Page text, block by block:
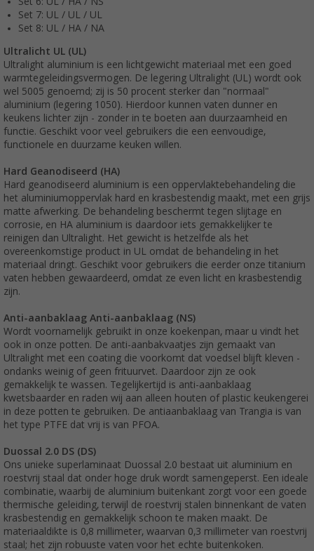
Set 7: UL / UL / UL
Set 8: UL / HA / NA
Ultralicht UL (UL)
Ultralight aluminium is een lichtgewicht materiaal met een goed
warmtegeleidingsvermogen. De legering Ultralight (UL) wordt ook
wel 5005 genoemd; zij is 50 procent sterker dan "normaal"
aluminium (legering 1050). Hierdoor kunnen vaten dunner en
keukens lichter zijn - zonder in te boeten aan duurzaamheid en
functie. Geschikt voor veel gebruikers die een eenvoudige,
functionele en duurzame keuken willen.
Hard Geanodiseerd (HA)
Hard geanodiseerd aluminium is een oppervlaktebehandeling die
het aluminiumoppervlak hard en krasbestendig maakt, met een grijs
matte afwerking. De behandeling beschermt tegen slijtage en
corrosie, en HA aluminium is daardoor iets gemakkelijker te
reinigen dan Ultralight. Het gewicht is hetzelfde als het
overeenkomstige product in UL omdat de behandeling in het
materiaal dringt. Geschikt voor gebruikers die eerder onze titanium
vaten hebben gewaardeerd, omdat ze even licht en krasbestendig
zijn.
Anti-aanbaklaag Anti-aanbaklaag (NS)
Wordt voornamelijk gebruikt in onze koekenpan, maar u vindt het
ook in onze potten. De anti-aanbakvaatjes zijn gemaakt van
Ultralight met een coating die voorkomt dat voedsel blijft kleven -
ondanks weinig of geen frituurvet. Daardoor zijn ze ook
gemakkelijk te wassen. Tegelijkertijd is anti-aanbaklaag
kwetsbaarder en raden wij aan alleen houten of plastic keukengerei
in deze potten te gebruiken. De antiaanbaklaag van Trangia is van
het type PTFE dat vrij is van PFOA.
Duossal 2.0 DS (DS)
Ons unieke superlaminaat Duossal 2.0 bestaat uit aluminium en
roestvrij staal dat onder hoge druk wordt samengeperst. Een ideale
combinatie, waarbij de aluminium buitenkant zorgt voor een goede
thermische geleiding, terwijl de roestvrij stalen binnenkant de vaten
krasbestendig en gemakkelijk schoon te maken maakt. De
materiaaldikte is 0,8 millimeter, waarvan 0,3 millimeter van roestvrij
staal; het zijn robuuste vaten voor het echte buitenkoken.